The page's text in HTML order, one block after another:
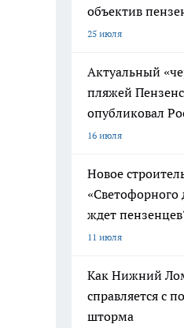
объектив
25 июля
Актуальный
пляжей
опубликовал
16 июля
Новое
«Светофорного
ждет
11 июля
Как Нижний
справляется с
шторма